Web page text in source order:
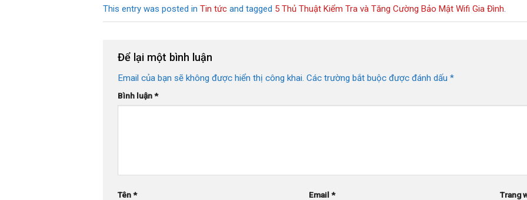
This entry was posted in Tin tứcand tagged 5 Thủ Thuật Kiểm Tra và Tăng Cường Bảo Mật Wifi Gia Đình.
Để lại một bình luận
Email của bạn sẽ không được hiển thị công khai. Các trường bắt buộc được đánh dấu *
Bình luận*
Tên* Email* Trang